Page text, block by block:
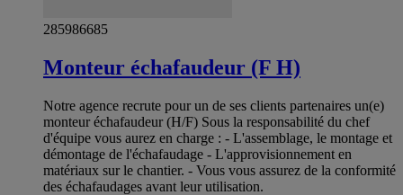
285986685
Monteur échafaudeur (F H)
Notre agence recrute pour un de ses clients partenaires un(e)
monteur échafaudeur (H/F) Sous la responsabilité du chef
d'équipe vous aurez en charge : - L'assemblage, le montage et
démontage de l'échafaudage - L'approvisionnement en
matériaux sur le chantier. - Vous vous assurez de la conformité
des échafaudages avant leur utilisation.